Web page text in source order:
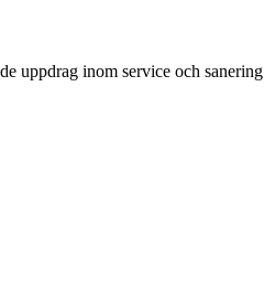
uppdrag inom service och